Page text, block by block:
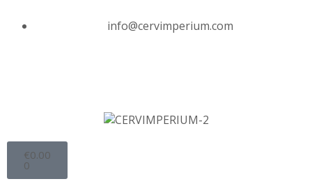
info@cervimperium.com
€0.00
0